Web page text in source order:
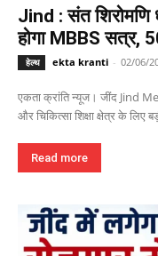
Jind : संत
होगा MBBS सत्र,
हेल्थ ekta kranti - 02/06/
एकता क्रांति न्यूज। जींद Jind
और चिकित्सा शिक्षा क्षेत्र के
Read more